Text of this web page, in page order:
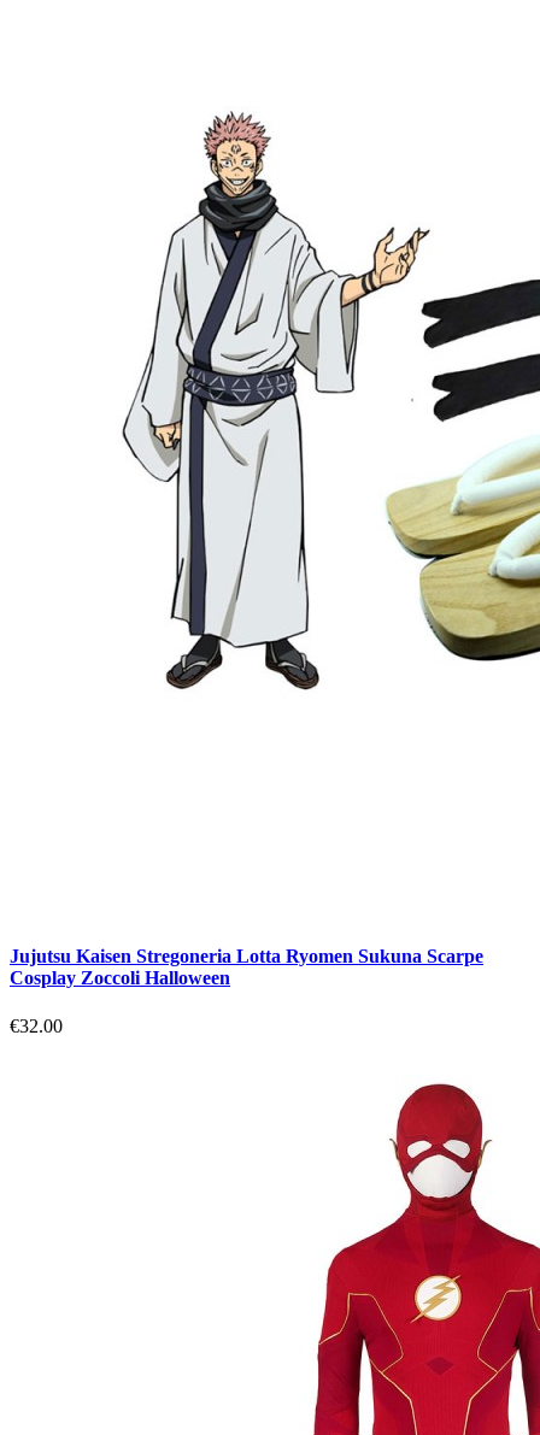
Jujutsu Kaisen Stregoneria Lotta Ryomen Sukuna Scarpe
Cosplay Zoccoli Halloween
€32.00